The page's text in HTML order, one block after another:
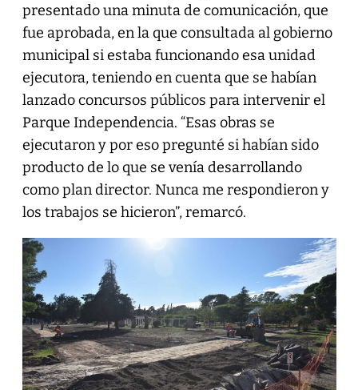
presentado una minuta de comunicación, que
fue aprobada, en la que consultada al gobierno
municipal si estaba funcionando esa unidad
ejecutora, teniendo en cuenta que se habían
lanzado concursos públicos para intervenir el
Parque Independencia. “Esas obras se
ejecutaron y por eso pregunté si habían sido
producto de lo que se venía desarrollando
como plan director. Nunca me respondieron y
los trabajos se hicieron”, remarcó.